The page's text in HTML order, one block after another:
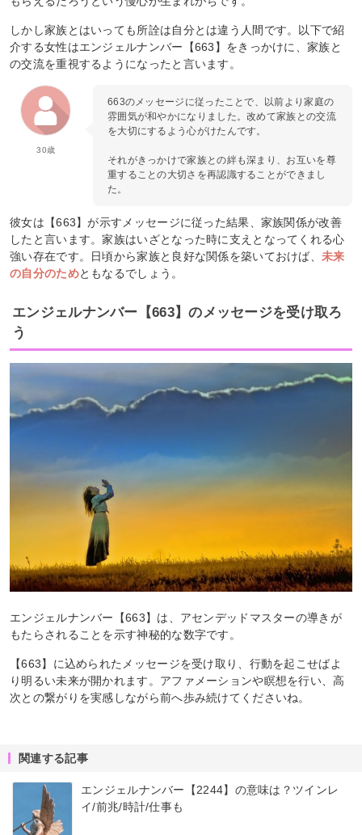
しかし家族とはいっても所詮は自分とは違う人間です。以下で紹
介する女性はエンジェルナンバー【663】をきっかけに、家族と
の交流を重視するようになったと言います。
30歳
663のメッセージに従ったことで、以前より家庭の
雰囲気が和やかになりました。改めて家族との交流
を大切にするよう心がけたんです。
それがきっかけで家族との絆も深まり、お互いを尊
重することの大切さを再認識することができまし
た。
彼女は【663】が示すメッセージに従った結果、家族関係が改善
したと言います。家族はいざとなった時に支えとなってくれる心
強い存在です。日頃から家族と良好な関係を築いておけば、未来
の自分のためともなるでしょう。
エンジェルナンバー【663】のメッセージを受け取ろ
う
エンジェルナンバー【663】は、アセンデッドマスターの導きが
もたらされることを示す神秘的な数字です。
【663】に込められたメッセージを受け取り、行動を起こせばよ
り明るい未来が開かれます。アファメーションや瞑想を行い、高
次との繋がりを実感しながら前へ歩み続けてくださいね。
関連する記事
エンジェルナンバー【2244】の意味は？ツインレ
イ/前兆/時計/仕事も